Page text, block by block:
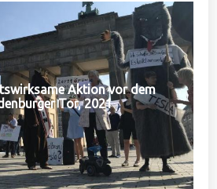
Aktion vor dem
Tor, 2021